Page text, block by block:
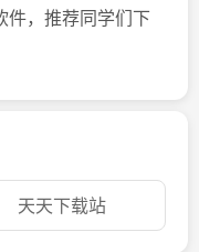
，推荐同学们下
天天下载站